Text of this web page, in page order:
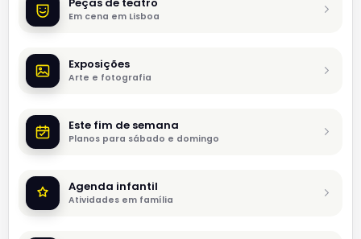
Peças de teatro
Em cena em Lisboa
Exposições
Arte e fotografia
Este fim de semana
Planos para sábado e domingo
Agenda infantil
Atividades em família